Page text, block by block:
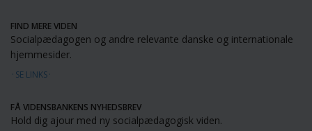
FIND MERE VIDEN
Socialpædagogen og andre relevante danske og internationale
hjemmesider.
SE LINKS
FÅ VIDENSBANKENS NYHEDSBREV
Hold dig ajour med ny socialpædagogisk viden.